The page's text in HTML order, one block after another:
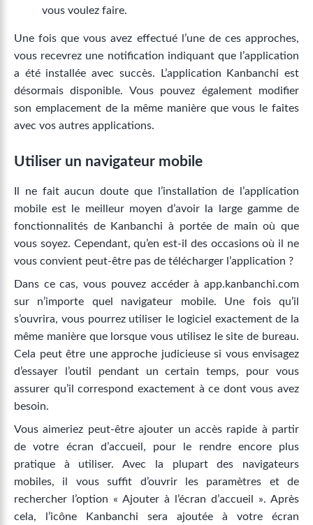
vous voulez faire.
Une fois que vous avez effectué l’une de ces approches,
vous recevrez une notification indiquant que l’application
a été installée avec succès. L’application Kanbanchi est
désormais disponible. Vous pouvez également modifier
son emplacement de la même manière que vous le faites
avec vos autres applications.
Utiliser un navigateur mobile
Il ne fait aucun doute que l’installation de l’application
mobile est le meilleur moyen d’avoir la large gamme de
fonctionnalités de Kanbanchi à portée de main où que
vous soyez. Cependant, qu’en est-il des occasions où il ne
vous convient peut-être pas de télécharger l’application ?
Dans ce cas, vous pouvez accéder à app.kanbanchi.com
sur n’importe quel navigateur mobile. Une fois qu’il
s’ouvrira, vous pourrez utiliser le logiciel exactement de la
même manière que lorsque vous utilisez le site de bureau.
Cela peut être une approche judicieuse si vous envisagez
d’essayer l’outil pendant un certain temps, pour vous
assurer qu’il correspond exactement à ce dont vous avez
besoin.
Vous aimeriez peut-être ajouter un accès rapide à partir
de votre écran d’accueil, pour le rendre encore plus
pratique à utiliser. Avec la plupart des navigateurs
mobiles, il vous suffit d’ouvrir les paramètres et de
rechercher l’option « Ajouter à l’écran d’accueil ». Après
cela, l’icône Kanbanchi sera ajoutée à votre écran